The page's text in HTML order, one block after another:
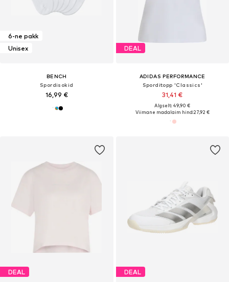
6-ne pakk
Unisex
BENCH
Spordisokid
16,99 €
DEAL
ADIDAS PERFORMANCE
Sporditopp 'Classics'
31,41 €
Algselt: 49,90 €
Viimane madalaim hind:27,92 €
DEAL DEAL